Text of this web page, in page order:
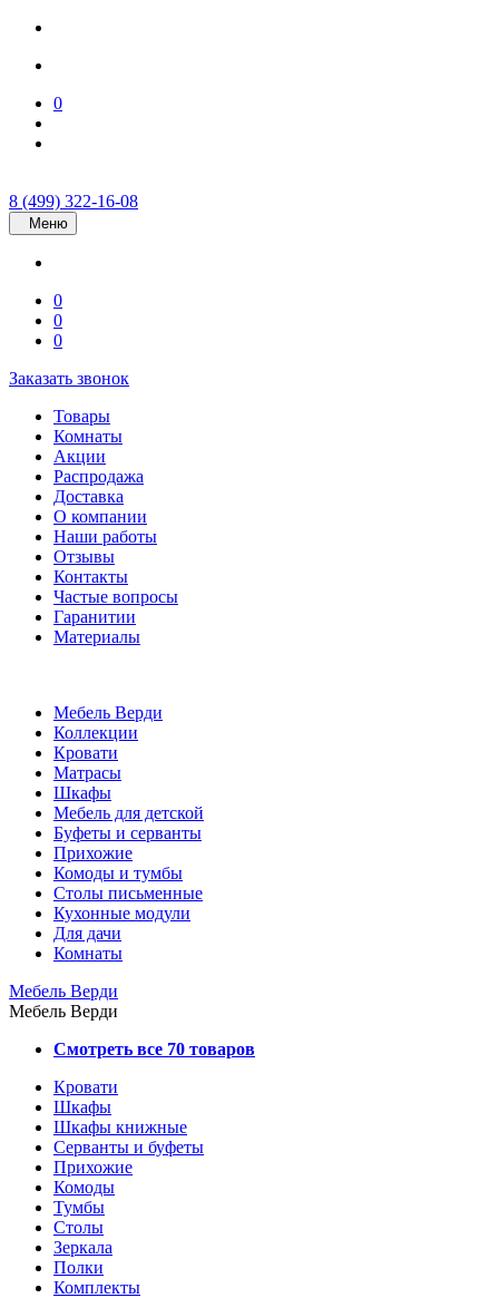
0
8 (499) 322-16-08
Меню
0
0
0
Заказать звонок
Товары
Комнаты
Акции
Распродажа
Доставка
О компании
Наши работы
Отзывы
Контакты
Частые вопросы
Гаранитии
Материалы
Мебель Верди
Коллекции
Кровати
Матрасы
Шкафы
Мебель для детской
Буфеты и серванты
Прихожие
Комоды и тумбы
Столы письменные
Кухонные модули
Для дачи
Комнаты
Мебель Верди
Мебель Верди
Смотреть все 70 товаров
Кровати
Шкафы
Шкафы книжные
Серванты и буфеты
Прихожие
Комоды
Тумбы
Столы
Зеркала
Полки
Комплекты